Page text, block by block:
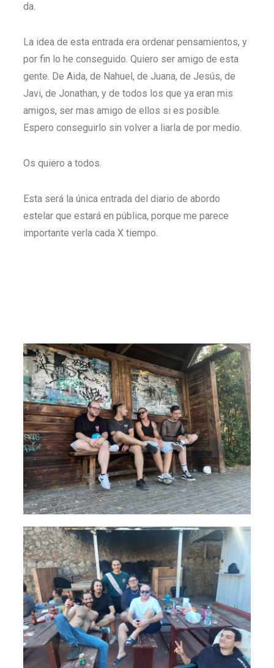
da.
La idea de esta entrada era ordenar pensamientos, y
por fin lo he conseguido. Quiero ser amigo de esta
gente. De Aida, de Nahuel, de Juana, de Jesús, de
Javi, de Jonathan, y de todos los que ya eran mis
amigos, ser mas amigo de ellos si es posible.
Espero conseguirlo sin volver a liarla de por medio.
Os quiero a todos.
Esta será la única entrada del diario de abordo
estelar que estará en pública, porque me parece
importante verla cada X tiempo.